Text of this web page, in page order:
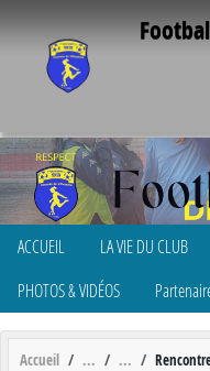
ACCUEIL LA VIE DU CLUB
PHOTOS & VIDÉOS
Accueil